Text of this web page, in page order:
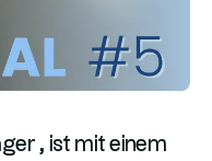
, ist mit einem